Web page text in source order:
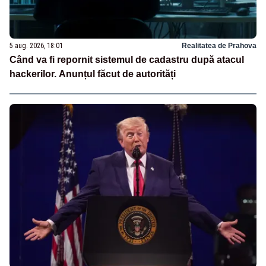
5 aug. 2026, 18:01 Realitatea de Prahova
Când va fi repornit sistemul de cadastru după atacul
hackerilor. Anunțul făcut de autorități